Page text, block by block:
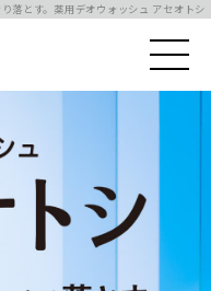
落とす。薬用デオウォッシュ アセオトシ